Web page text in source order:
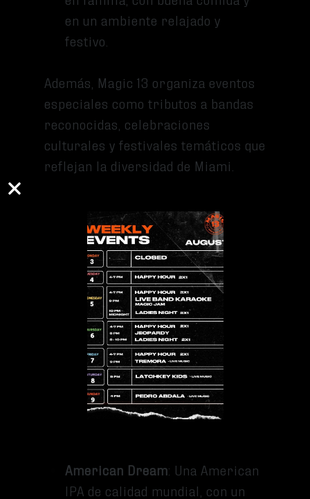
en un ambiente relajado y
festivo.
Además, Magic 13 organiza eventos
especiales como tributos a bandas
reconocidas, celebraciones
culturales y festivales temáticos que
reflejan la diversidad de Miami.
CERVEZAS ARTESANALES DE EXCELENCIA
La cervecería ofrece una variedad
de cervezas que reflejan la
diversidad y el espíritu innovador de
Miami:
Islander: Una lager ligera y
suave, de color ámbar, que
ofrece una experiencia
refrescante con un sabor
American Dream: Una American
IPA de calidad mundial, con un